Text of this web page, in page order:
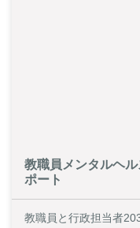
教職員メンタルヘ
ポート
教職員と行政担当者